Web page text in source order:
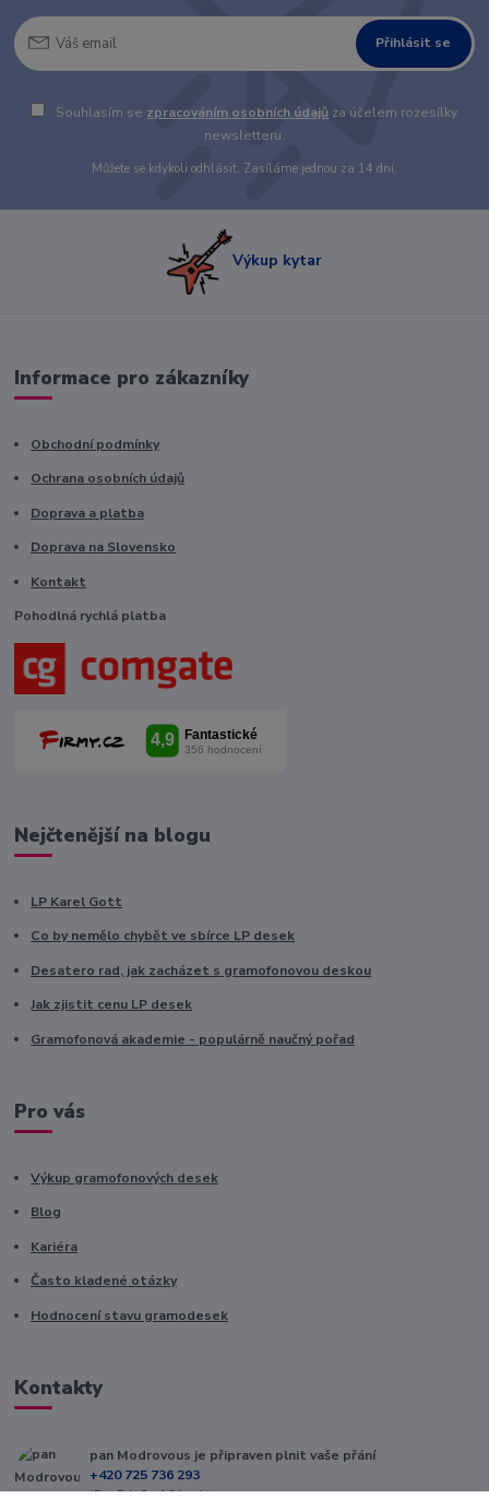
Přihlásit se
Souhlasím se zpracováním osobních údajů za účelem rozesílky
newsletteru.
Můžete se kdykoli odhlásit. Zasíláme jednou za 14 dní.
Výkup kytar
Informace pro zákazníky
Obchodní podmínky
Ochrana osobních údajů
Doprava a platba
Doprava na Slovensko
Kontakt
Pohodlná rychlá platba
Nejčtenější na blogu
LP Karel Gott
Co by nemělo chybět ve sbírce LP desek
Desatero rad, jak zacházet s gramofonovou deskou
Jak zjistit cenu LP desek
Gramofonová akademie - populárně naučný pořad
Pro vás
Výkup gramofonových desek
Blog
Kariéra
Často kladené otázky
Hodnocení stavu gramodesek
Kontakty
pan Modrovous je připraven plnit vaše přání
+420 725 736 293
(Po-Pá, 8 - 16 hod.)